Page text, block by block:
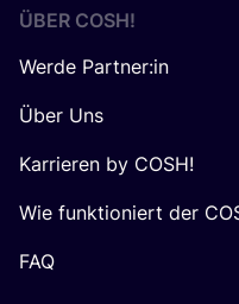
ÜBER COSH!
Werde Partner:in
Über Uns
Karrieren by COSH!
Wie funktioniert der
FAQ